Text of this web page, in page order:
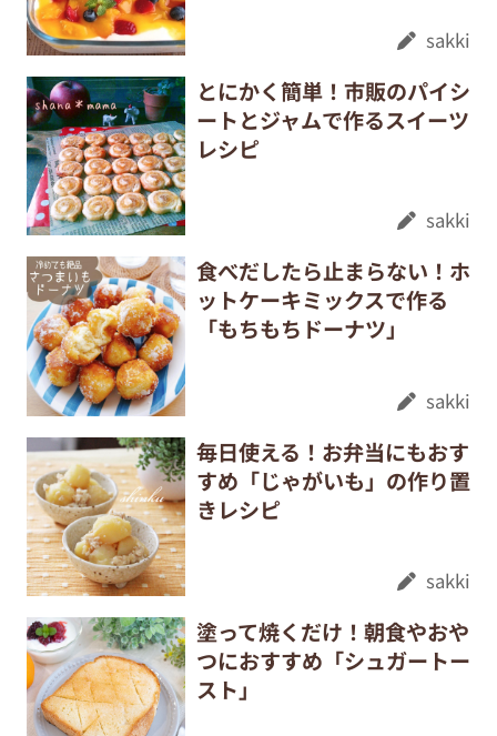
sakki
とにかく簡単！市販のパイシ
ートとジャムで作るスイーツ
レシピ
sakki
食べだしたら止まらない！ホ
ットケーキミックスで作る
「もちもちドーナツ」
sakki
毎日使える！お弁当にもおす
すめ「じゃがいも」の作り置
きレシピ
sakki
塗って焼くだけ！朝食やおや
つにおすすめ「シュガートー
スト」